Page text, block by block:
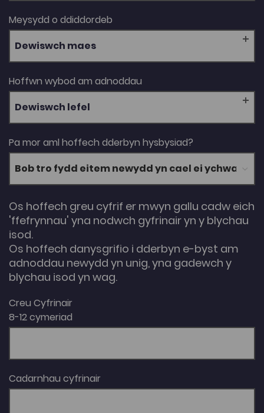
Meysydd o ddiddordeb
Dewiswch maes
Hoffwn wybod am adnoddau
Dewiswch lefel
Pa mor aml hoffech dderbyn hysbysiad?
Os hoffech greu cyfrif er mwyn gallu cadw eich
'ffefrynnau' yna nodwch gyfrinair yn y blychau
isod.
Os hoffech danysgrifio i dderbyn e-byst am
adnoddau newydd yn unig, yna gadewch y
blychau isod yn wag.
Creu Cyfrinair
8-12 cymeriad
Cadarnhau cyfrinair